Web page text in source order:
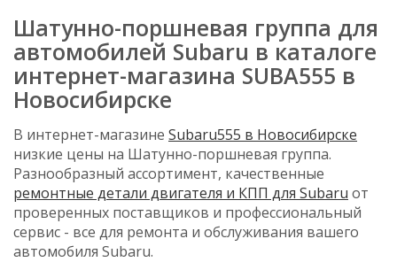
Шатунно-поршневая группа для
автомобилей Subaru в каталоге
интернет-магазина SUBA555 в
Новосибирске
В интернет-магазине Subaru555 в Новосибирске
низкие цены на Шатунно-поршневая группа.
Разнообразный ассортимент, качественные
ремонтные детали двигателя и КПП для Subaru от
проверенных поставщиков и профессиональный
сервис - все для ремонта и обслуживания вашего
автомобиля Subaru.